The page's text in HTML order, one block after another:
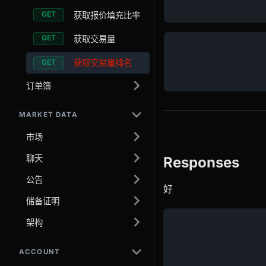
获取报价填充比率
获取交易量
获取交易量排名
订单簿
MARKET DATA
市场
聊天
公告
储备证明
架构
ACCOUNT
Responses
好